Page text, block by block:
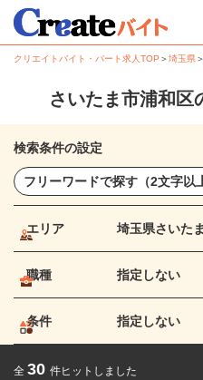
クリエイトバイト・パート求人TOP ＞埼玉県＞
さいたま市浦和区
検索条件の設定
エリア 埼玉県さいた
職種 指定しない
条件 指定しない
全 30 件ヒットしました